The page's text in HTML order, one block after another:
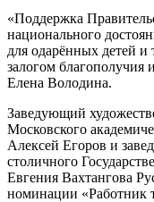
«Поддержка
национального
для одарённых детей и
залогом благополучия
Елена Володина.
Заведующий
Московского
Алексей Егоров и
столичного
Евгения Вахтангова
номинации «Работник